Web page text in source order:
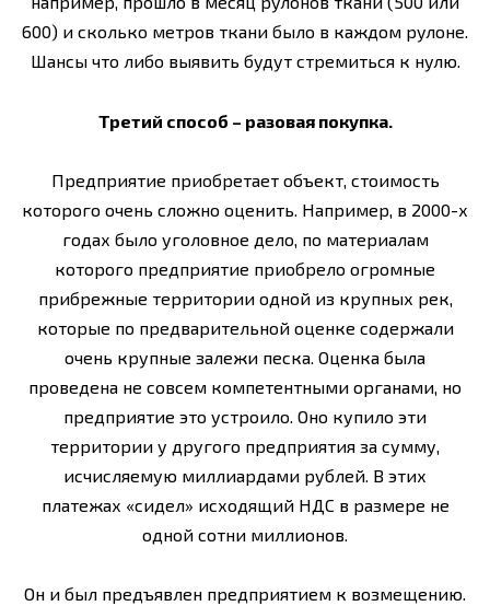
600) и сколько метров ткани было в каждом рулоне.
Шансы что либо выявить будут стремиться к нулю.
Третий способ – разовая покупка.
Предприятие приобретает объект, стоимость
которого очень сложно оценить. Например, в 2000-х
годах было уголовное дело, по материалам
которого предприятие приобрело огромные
прибрежные территории одной из крупных рек,
которые по предварительной оценке содержали
очень крупные залежи песка. Оценка была
проведена не совсем компетентными органами, но
предприятие это устроило. Оно купило эти
территории у другого предприятия за сумму,
исчисляемую миллиардами рублей. В этих
платежах «сидел» исходящий НДС в размере не
одной сотни миллионов.
Он и был предъявлен предприятием к возмещению.